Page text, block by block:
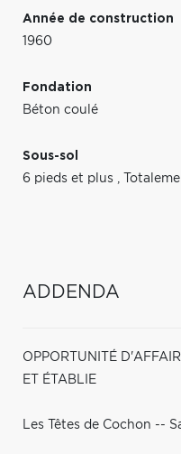
Année de construction
1960
Fondation
Béton coulé
Sous-sol
6 pieds et plus
ADDENDA
OPPORTUNITÉ
ET ÉTABLIE
Les Têtes de Cochon --